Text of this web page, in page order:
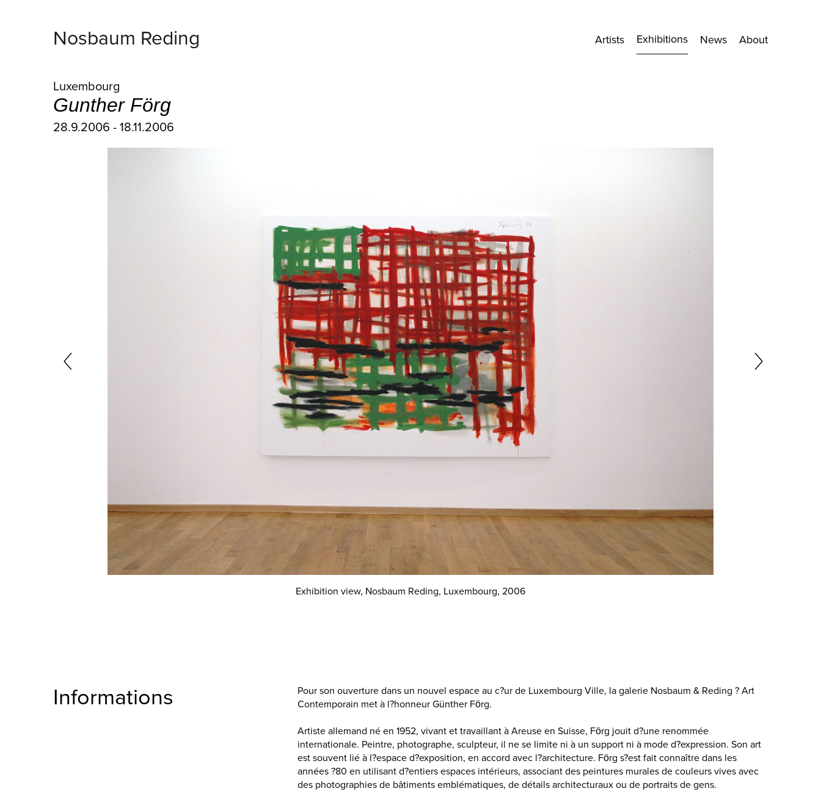
Nosbaum Reding Artists Exhibitions News About
Luxembourg
Gunther Förg
28.9.2006 - 18.11.2006
Exhibition view, Nosbaum Reding, Luxembourg, 2006
Informations
Pour son ouverture dans un nouvel espace au c?ur de Luxembourg Ville, la galerie Nosbaum & Reding ? Art
Contemporain met à l?honneur Günther Förg.
Artiste allemand né en 1952, vivant et travaillant à Areuse en Suisse, Förg jouit d?une renommée
internationale. Peintre, photographe, sculpteur, il ne se limite ni à un support ni à mode d?expression. Son art
est souvent lié à l?espace d?exposition, en accord avec l?architecture. Förg s?est fait connaître dans les
années ?80 en utilisant d?entiers espaces intérieurs, associant des peintures murales de couleurs vives avec
des photographies de bâtiments emblématiques, de détails architecturaux ou de portraits de gens.